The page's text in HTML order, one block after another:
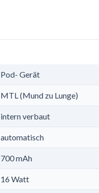
Pod- Gerät
MTL (Mund zu Lunge)
intern verbaut
automatisch
700 mAh
16 Watt